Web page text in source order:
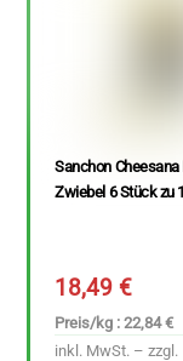
Sanchon Cheesana
Zwiebel 6 Stück zu
18,49€
Preis/kg : 22,84 €
inkl. MwSt. – zzgl.